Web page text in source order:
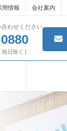
用情報 会社案内
わせください
祝日除く ]